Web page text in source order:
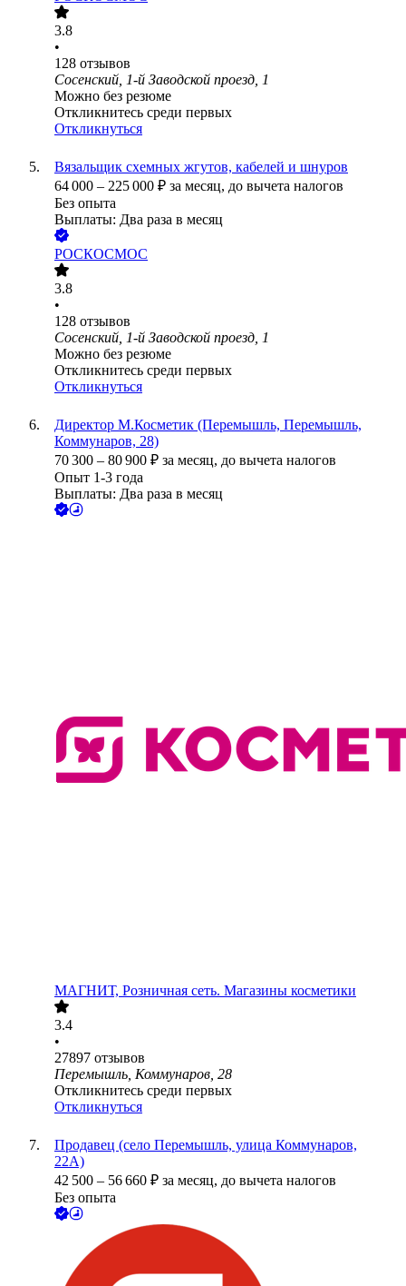
3.8
•
128 отзывов
Сосенский, 1-й Заводской проезд, 1
Можно без резюме
Откликнитесь среди первых
Откликнуться
Вязальщик схемных жгутов, кабелей и шнуров
64 000 – 225 000 ₽ за месяц, до вычета налогов
Без опыта
Выплаты: Два раза в месяц
РОСКОСМОС
3.8
•
128 отзывов
Сосенский, 1-й Заводской проезд, 1
Можно без резюме
Откликнитесь среди первых
Откликнуться
Директор М.Косметик (Перемышль, Перемышль,
Коммунаров, 28)
70 300 – 80 900 ₽ за месяц, до вычета налогов
Опыт 1-3 года
Выплаты: Два раза в месяц
МАГНИТ, Розничная сеть. Магазины косметики
3.4
•
27897 отзывов
Перемышль, Коммунаров, 28
Откликнитесь среди первых
Откликнуться
Продавец (село Перемышль, улица Коммунаров,
22А)
42 500 – 56 660 ₽ за месяц, до вычета налогов
Без опыта